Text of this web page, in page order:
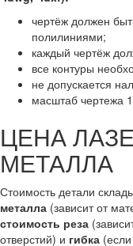
чертёж должен
полилиниями;
каждый чертёж
все контуры
не допускается
масштаб чертежа
ЦЕНА
МЕТАЛЛА
Стоимость детали
металла (зависит от
стоимость реза
отверстий) и гибка